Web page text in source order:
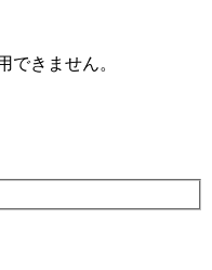
きません。